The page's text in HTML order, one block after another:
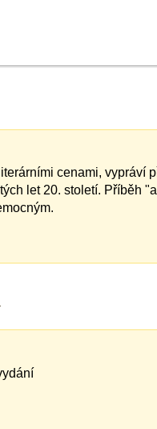
cenami, vypráví
let 20. století. Příběh